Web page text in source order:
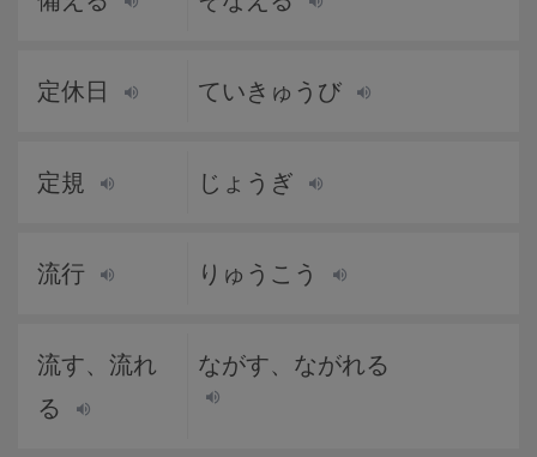
定休日 ていきゅうび
定規 じょうぎ
流行 りゅうこう
流す、流れ
る
ながす、ながれる